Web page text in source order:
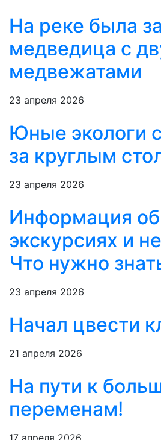
На реке была
медведица с
медвежатами
23 апреля 2026
Юные экологи
за круглым
23 апреля 2026
Информация об
экскурсиях и
Что нужно
23 апреля 2026
Начал цвести
21 апреля 2026
На пути к
переменам!